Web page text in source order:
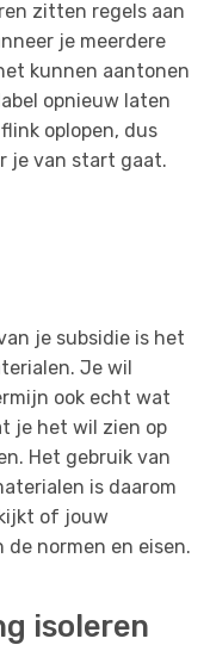
zitten regels aan
je meerdere
kunnen aantonen
opnieuw laten
oplopen, dus
je van start gaat.
je subsidie is het
Je wil
ook echt wat
je het wil zien op
Het gebruik van
is daarom
of jouw
normen en eisen.
isoleren